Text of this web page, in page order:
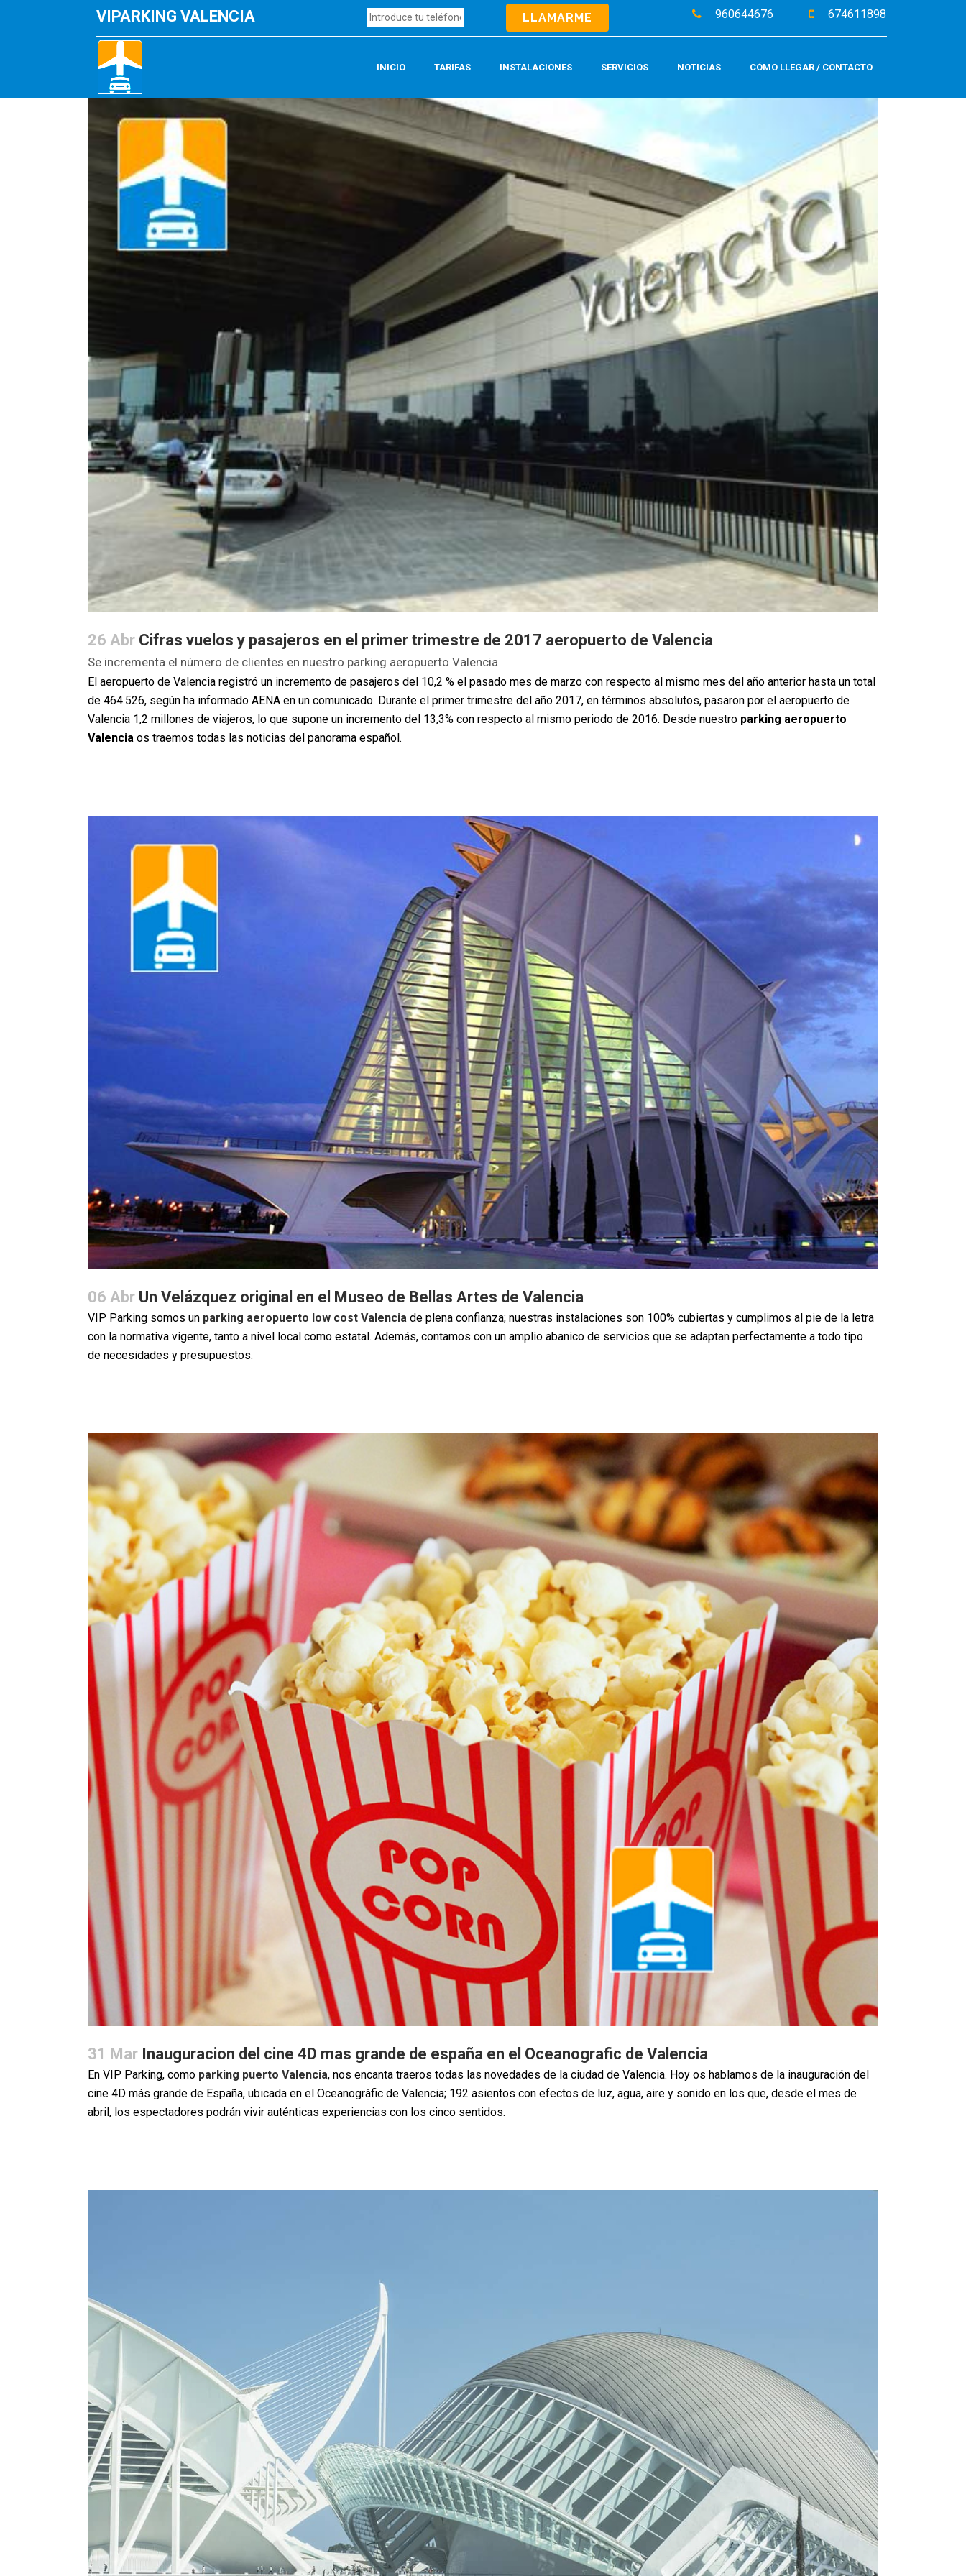
VIPARKING VALENCIA 960644676 674611898
INICIO TARIFAS INSTALACIONES SERVICIOS NOTICIAS CÓMO LLEGAR / CONTACTO
26 Abr Cifras vuelos y pasajeros en el primer trimestre de 2017 aeropuerto de Valencia
Se incrementa el número de clientes en nuestro parking aeropuerto Valencia
El aeropuerto de Valencia registró un incremento de pasajeros del 10,2 % el pasado mes de marzo con respecto al mismo mes del año anterior hasta un total
de 464.526, según ha informado AENA en un comunicado. Durante el primer trimestre del año 2017, en términos absolutos, pasaron por el aeropuerto de
Valencia 1,2 millones de viajeros, lo que supone un incremento del 13,3% con respecto al mismo periodo de 2016. Desde nuestro parking aeropuerto
Valencia os traemos todas las noticias del panorama español.
06 Abr Un Velázquez original en el Museo de Bellas Artes de Valencia
VIP Parking somos un parking aeropuerto low cost Valencia de plena confianza; nuestras instalaciones son 100% cubiertas y cumplimos al pie de la letra
con la normativa vigente, tanto a nivel local como estatal. Además, contamos con un amplio abanico de servicios que se adaptan perfectamente a todo tipo
de necesidades y presupuestos.
31 Mar Inauguracion del cine 4D mas grande de españa en el Oceanografic de Valencia
En VIP Parking, como parking puerto Valencia, nos encanta traeros todas las novedades de la ciudad de Valencia. Hoy os hablamos de la inauguración del
cine 4D más grande de España, ubicada en el Oceanogràfic de Valencia; 192 asientos con efectos de luz, agua, aire y sonido en los que, desde el mes de
abril, los espectadores podrán vivir auténticas experiencias con los cinco sentidos.